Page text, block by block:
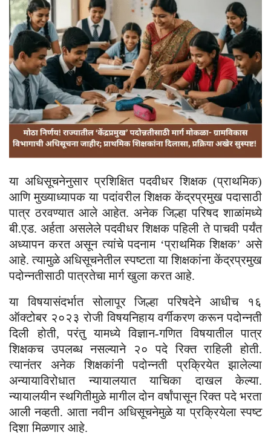
या अधिसूचनेनुसार प्रशिक्षित पदवीधर शिक्षक (प्राथमिक)
आणि मुख्याध्यापक या पदांवरील शिक्षक केंद्रप्रमुख पदासाठी
पात्र ठरवण्यात आले आहेत. अनेक जिल्हा परिषद शाळांमध्ये
बी.एड. अर्हता असलेले पदवीधर शिक्षक पहिली ते पाचवी पर्यंत
अध्यापन करत असून त्यांचे पदनाम ‘प्राथमिक शिक्षक’ असे
आहे. त्यामुळे अधिसूचनेतील स्पष्टता या शिक्षकांना केंद्रप्रमुख
पदोन्नतीसाठी पात्रतेचा मार्ग खुला करत आहे.
या विषयासंदर्भात सोलापूर जिल्हा परिषदेने आधीच १६
ऑक्टोबर २०२३ रोजी विषयनिहाय वर्गीकरण करून पदोन्नती
दिली होती, परंतु यामध्ये विज्ञान-गणित विषयातील पात्र
शिक्षकच उपलब्ध नसल्याने २० पदे रिक्त राहिली होती.
त्यानंतर अनेक शिक्षकांनी पदोन्नती प्रक्रियेत झालेल्या
अन्यायाविरोधात न्यायालयात याचिका दाखल केल्या.
न्यायालयीन स्थगितीमुळे मागील दोन वर्षांपासून रिक्त पदे भरता
आली नव्हती. आता नवीन अधिसूचनेमुळे या प्रक्रियेला स्पष्ट
दिशा मिळणार आहे.